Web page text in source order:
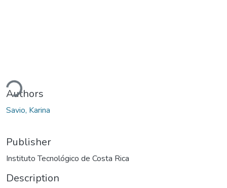
Authors
Savio, Karina
Publisher
Instituto Tecnológico de Costa Rica
Description